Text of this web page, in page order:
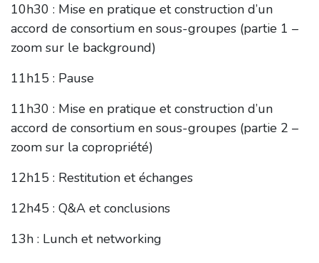
10h30 : Mise en pratique et construction d’un
accord de consortium en sous-groupes (partie 1 –
zoom sur le background)
11h15 : Pause
11h30 : Mise en pratique et construction d’un
accord de consortium en sous-groupes (partie 2 –
zoom sur la copropriété)
12h15 : Restitution et échanges
12h45 : Q&A et conclusions
13h : Lunch et networking